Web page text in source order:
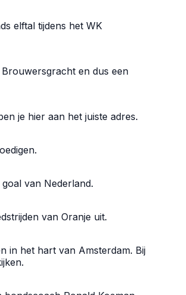
elftal tijdens het WK
en dus een
je hier aan het juiste adres.
van Nederland.
van Oranje uit.
in het hart van Amsterdam. Bij